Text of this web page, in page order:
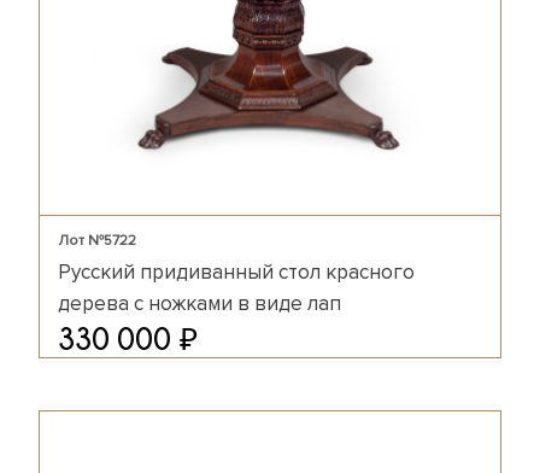
Лот №5722
Русский придиванный стол красного
дерева с ножками в виде лап
330 000 ₽